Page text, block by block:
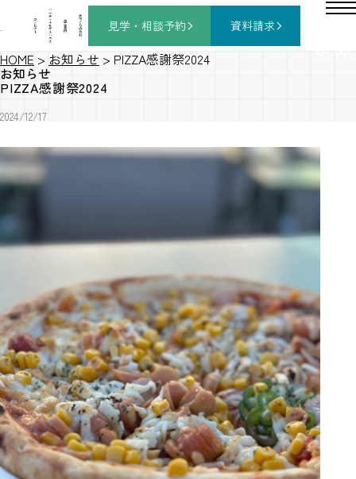
コ
ン
セ
プ
ト
バ
ー
チ
ャ
ル
モ
デ
ル
ハ
ウ
ス
施
工
事
例
家
づ
く
り
の
流
れ
見学・相談予約 資料請求
HOME > お知らせ > PIZZA感謝祭2024
お知らせ
PIZZA感謝祭2024
2024/12/17